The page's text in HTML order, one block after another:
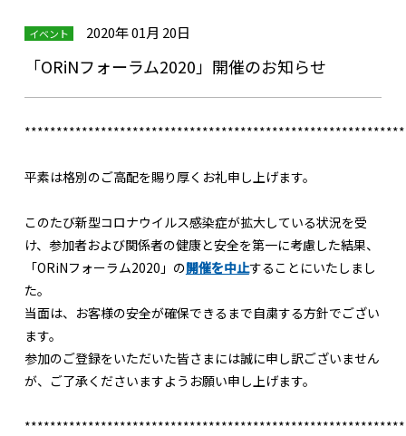
イベント 2020年 01月 20日
「ORiNフォーラム2020」開催のお知らせ
平素は格別のご高配を賜り厚くお礼申し上げます。
このたび新型コロナウイルス感染症が拡大している状況を受
け、参加者および関係者の健康と安全を第一に考慮した結果、
「ORiNフォーラム2020」の開催を中止することにいたしまし
た。
当面は、お客様の安全が確保できるまで自粛する方針でござい
ます。
参加のご登録をいただいた皆さまには誠に申し訳ございません
が、ご了承くださいますようお願い申し上げます。